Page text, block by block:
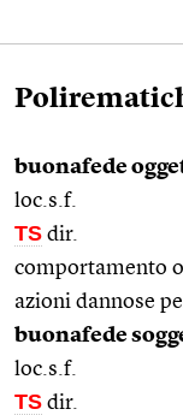
buonafede
loc.s.f.
TS dir.
comportamento
azioni dannose
buonafede
loc.s.f.
TS dir.